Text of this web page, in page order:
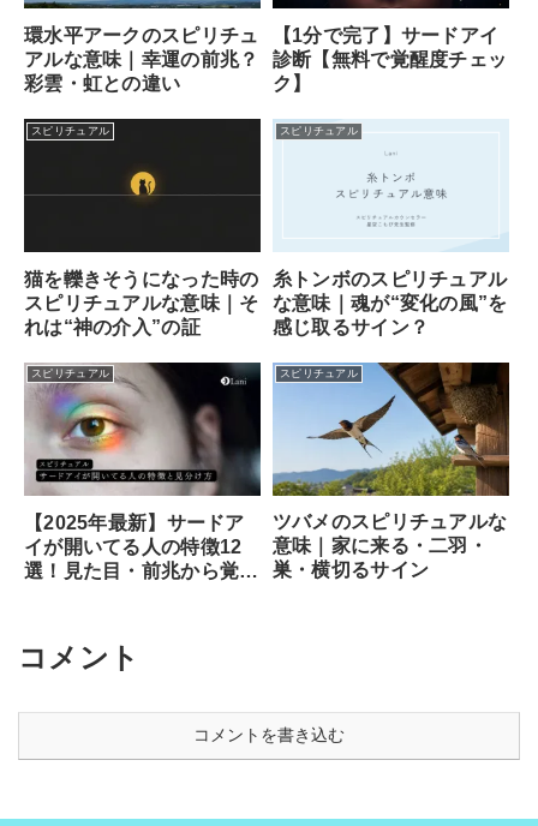
環水平アークのスピリチュ
アルな意味｜幸運の前兆？
彩雲・虹との違い
【1分で完了】サードアイ
診断【無料で覚醒度チェッ
ク】
スピリチュアル
猫を轢きそうになった時の
スピリチュアルな意味｜そ
れは“神の介入”の証
スピリチュアル
糸トンボのスピリチュアル
な意味｜魂が“変化の風”を
感じ取るサイン？
スピリチュアル
【2025年最新】サードア
イが開いてる人の特徴12
選！見た目・前兆から覚醒
スピリチュアル
ツバメのスピリチュアルな
意味｜家に来る・二羽・
巣・横切るサイン
コメント
コメントを書き込む